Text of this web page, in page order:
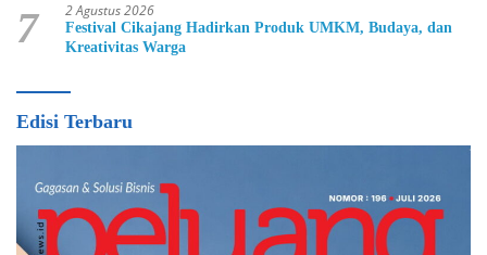
7 2 Agustus 2026
Festival Cikajang Hadirkan Produk UMKM, Budaya, dan
Kreativitas Warga
Edisi Terbaru